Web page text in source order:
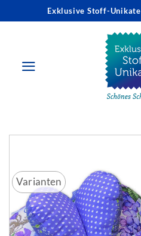
Inhalt
Exklusive Stoff-Unikate
Varianten